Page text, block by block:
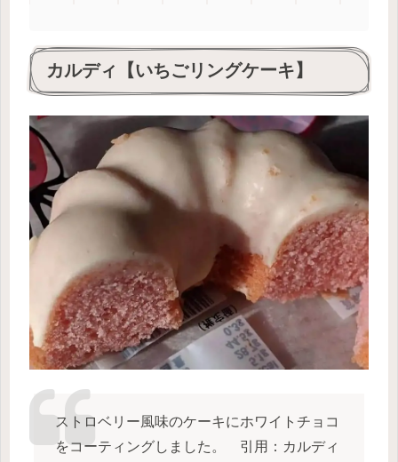
カルディ【いちごリングケーキ】
ストロベリー風味のケーキにホワイトチョコ
をコーティングしました。 引用：カルディ